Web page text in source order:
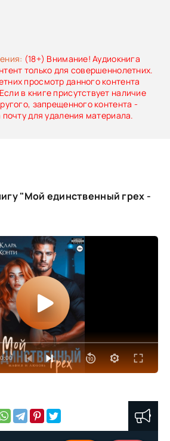
(18+) Внимание! Аудиокнига
только для совершеннолетних.
просмотр данного контента
в книге присутствует наличие
запрещенного контента -
для удаления материала.
"Мой единственный грех -